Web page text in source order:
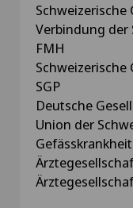
Schweizerische
Verbindung der
FMH
SGP
Deutsche
Union der